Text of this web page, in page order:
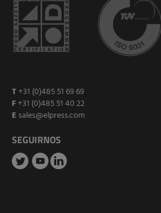
T +31 (0)485 51 69 69
F+31 (0)485 51 40 22
E sales@elpress.com
SEGUIRNOS